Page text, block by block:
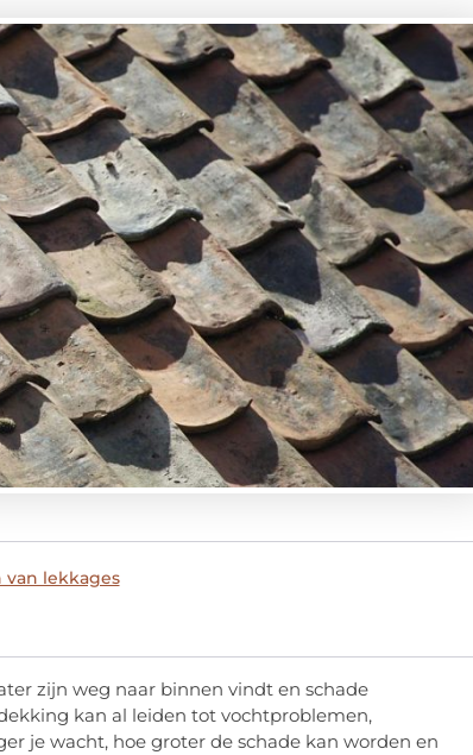
lekkages
zijn weg naar binnen vindt en schade
kan al leiden tot vochtproblemen,
je wacht, hoe groter de schade kan worden en